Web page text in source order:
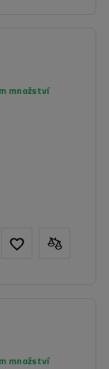
množství
množství